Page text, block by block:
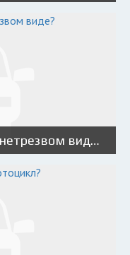
Какое наказание за езду в нетрезвом виде?